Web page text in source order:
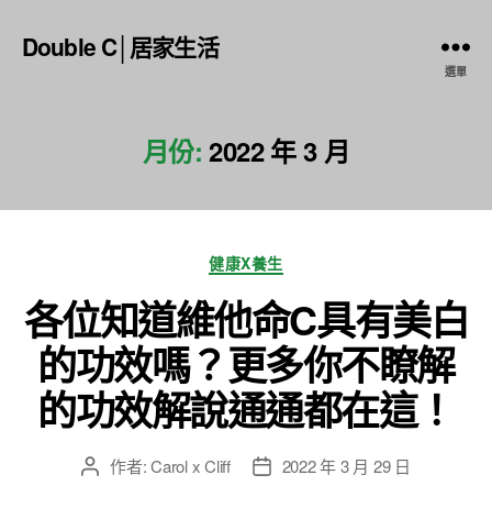
Double C│居家生活
選單
月份: 2022 年 3 月
分
類
健康X養生
各位知道維他命C具有美白
的功效嗎？更多你不瞭解
的功效解說通通都在這！
文 作者:Carol x Cliff
文 2022 年 3 月 29 日